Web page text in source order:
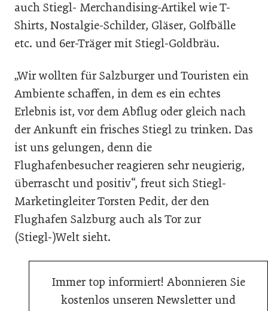
auch Stiegl- Merchandising-Artikel wie T-
Shirts, Nostalgie-Schilder, Gläser, Golfbälle
etc. und 6er-Träger mit Stiegl-Goldbräu.
„Wir wollten für Salzburger und Touristen ein
Ambiente schaffen, in dem es ein echtes
Erlebnis ist, vor dem Abflug oder gleich nach
der Ankunft ein frisches Stiegl zu trinken. Das
ist uns gelungen, denn die
Flughafenbesucher reagieren sehr neugierig,
überrascht und positiv“, freut sich Stiegl-
Marketingleiter Torsten Pedit, der den
Flughafen Salzburg auch als Tor zur
(Stiegl-)Welt sieht.
Immer top informiert! Abonnieren Sie
kostenlos unseren Newsletter und